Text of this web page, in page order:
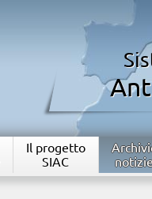
Il progetto
SIAC